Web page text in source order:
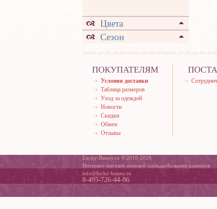
Цвета
Сезон
ПОКУПАТЕЛЯМ
Условия доставки
Таблица размеров
Уход за одеждой
Новости
Скидки
Обмен
Отзывы
Lucky-Bunny.ru © 2010-2026
Интернет-магазин женской одежды больших размеров
info@lucky-bunny.ru
8-495-726-44-86